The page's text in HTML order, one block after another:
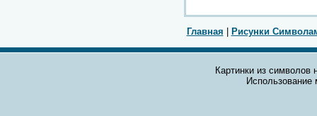
Главная Рисунки
Картинки из символов
Использование